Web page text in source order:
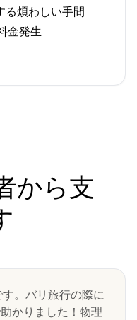
る煩わしい手間
金発生
から支
。バリ旅行の際に
かりました！物理